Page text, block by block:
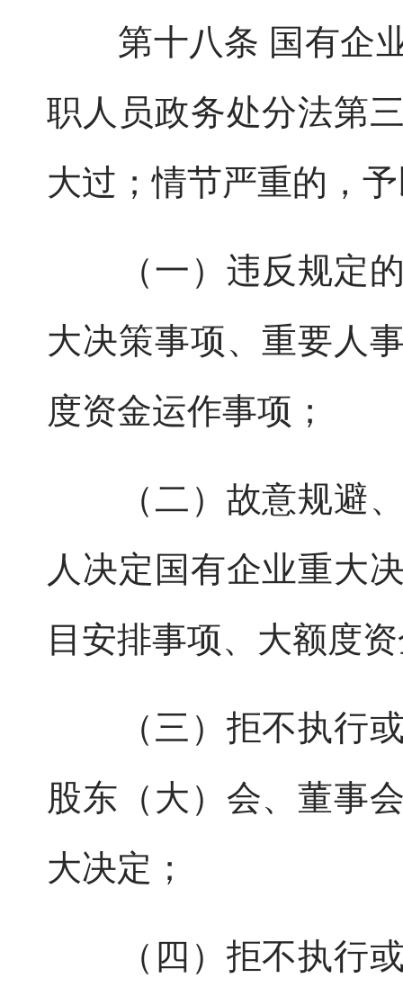
第十八条 国有企业
职人员政务处分法第
大过；情节严重的，
（一）违反规定的
大决策事项、重要人
度资金运作事项；
（二）故意规避、
人决定国有企业重大
目安排事项、大额度
（三）拒不执行或
股东（大）会、董事
大决定；
（四）拒不执行或